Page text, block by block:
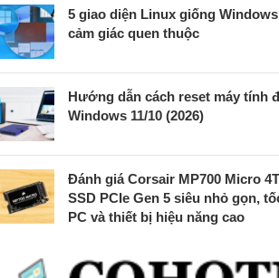
5 giao diện Linux giống
cảm giác quen thuộc
Hướng dẫn cách reset máy tính
Windows 11/10 (2026)
Đánh giá Corsair MP700 Micro
SSD PCIe Gen 5 siêu nhỏ gọn,
PC và thiết bị hiệu năng cao